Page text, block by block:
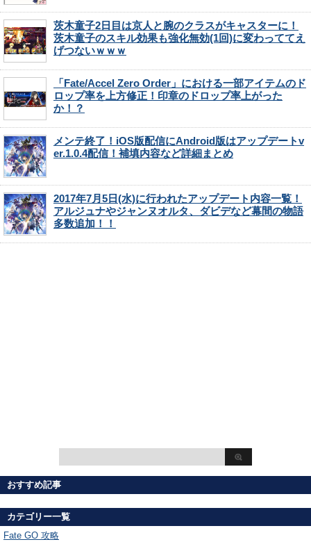
茨木童子2日目は京人と腕のクラスがキャスターに！
茨木童子のスキル効果も強化無効(1回)に変わっててえ
げつないｗｗｗ
「Fate/Accel Zero Order」における一部アイテムのド
ロップ率を上方修正！印章のドロップ率上がった
か！？
メンテ終了！iOS版配信にAndroid版はアップデートv
er.1.0.4配信！補填内容など詳細まとめ
2017年7月5日(水)に行われたアップデート内容一覧！
アルジュナやジャンヌオルタ、ダビデなど幕間の物語
多数追加！！
おすすめ記事
カテゴリー一覧
Fate GO 攻略